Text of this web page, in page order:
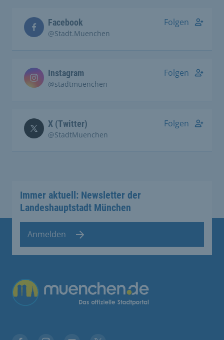
Facebook
@Stadt.Muenchen
Folgen
Instagram
@stadtmuenchen
Folgen
X (Twitter)
@StadtMuenchen
Folgen
Immer aktuell: Newsletter der
Landeshauptstadt München
Anmelden
Übergreifende Links